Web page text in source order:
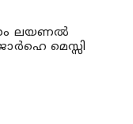
ലയണൽ
മെസ്സി